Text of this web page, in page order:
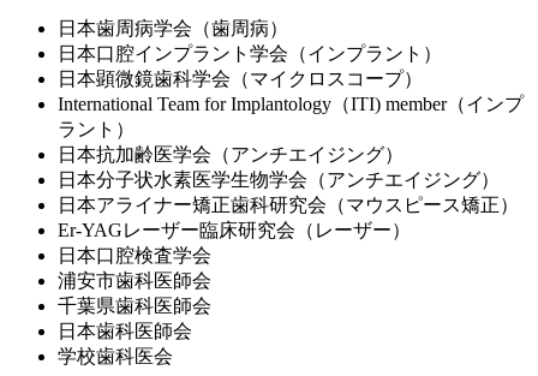
日本歯周病学会（歯周病）
日本口腔インプラント学会（インプラント）
日本顕微鏡歯科学会（マイクロスコープ）
International Team for Implantology（ITI) member（インプ
ラント）
日本抗加齢医学会（アンチエイジング）
日本分子状水素医学生物学会（アンチエイジング）
日本アライナー矯正歯科研究会（マウスピース矯正）
Er-YAGレーザー臨床研究会（レーザー）
日本口腔検査学会
浦安市歯科医師会
千葉県歯科医師会
日本歯科医師会
学校歯科医会